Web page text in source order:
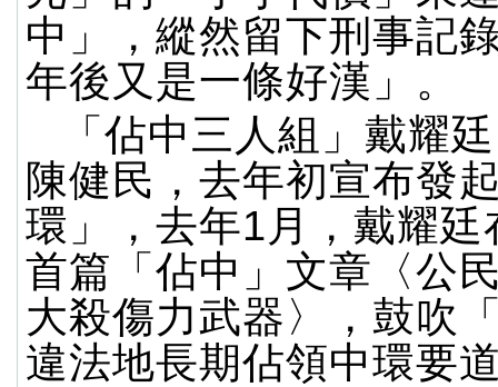
中」，縱然留下刑事記
年後又是一條好漢」。
「佔中三人組」戴耀
陳健民，去年初宣布發
環」，去年1月，戴耀廷
首篇「佔中」文章〈公
大殺傷力武器〉，鼓吹
違法地長期佔領中環要